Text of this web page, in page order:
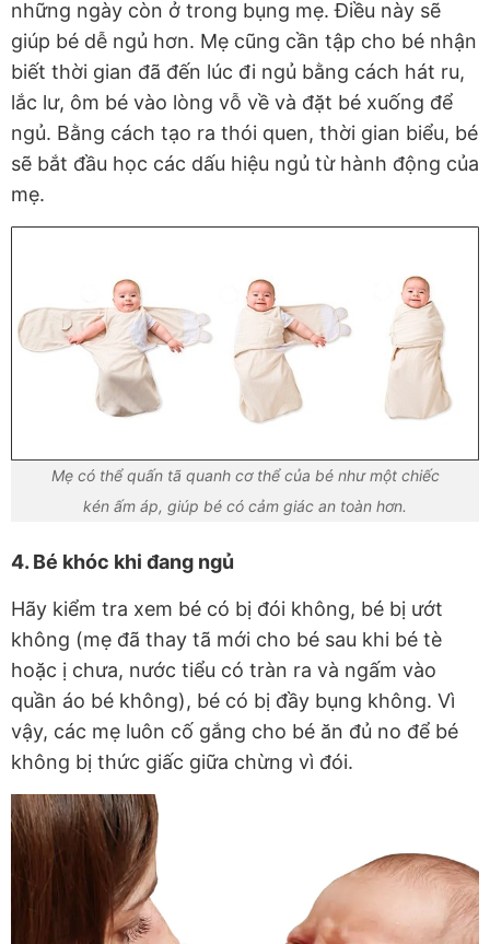
những ngày còn ở trong bụng mẹ. Điều này sẽ
giúp bé dễ ngủ hơn. Mẹ cũng cần tập cho bé nhận
biết thời gian đã đến lúc đi ngủ bằng cách hát ru,
lắc lư, ôm bé vào lòng vỗ về và đặt bé xuống để
ngủ. Bằng cách tạo ra thói quen, thời gian biểu, bé
sẽ bắt đầu học các dấu hiệu ngủ từ hành động của
mẹ.
Mẹ có thể quấn tã quanh cơ thể của bé như một chiếc
kén ấm áp, giúp bé có cảm giác an toàn hơn.
4. Bé khóc khi đang ngủ
Hãy kiểm tra xem bé có bị đói không, bé bị ướt
không (mẹ đã thay tã mới cho bé sau khi bé tè
hoặc ị chưa, nước tiểu có tràn ra và ngấm vào
quần áo bé không), bé có bị đầy bụng không. Vì
vậy, các mẹ luôn cố gắng cho bé ăn đủ no để bé
không bị thức giấc giữa chừng vì đói.